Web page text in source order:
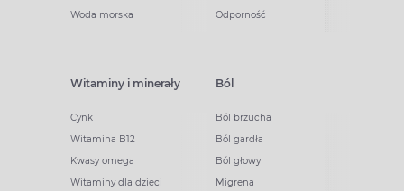
Woda morska
Odporność
Witaminy i minerały
Cynk
Witamina B12
Kwasy omega
Witaminy dla dzieci
Ból
Ból brzucha
Ból gardła
Ból głowy
Migrena